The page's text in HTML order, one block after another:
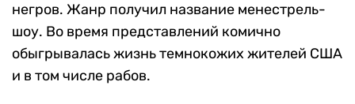
негров. Жанр получил название менестрель-
шоу. Во время представлений комично
обыгрывалась жизнь темнокожих жителей США
и в том числе рабов.